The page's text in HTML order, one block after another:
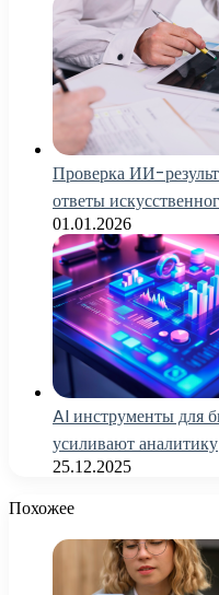
Проверка ИИ-
ответы
01.01.2026
AI инструменты для
усиливают аналитику
25.12.2025
Похожее